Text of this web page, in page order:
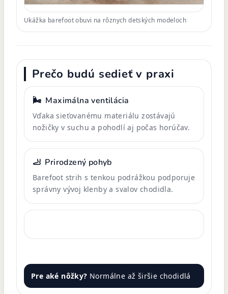
Ukážka barefoot obuvi na rôznych detských modeloch
Prečo budú sedieť v praxi
🌬️ Maximálna ventilácia
Vďaka sieťovanému materiálu zostávajú
nožičky v suchu a pohodlí aj počas horúčav.
🦶 Prirodzený pohyb
Barefoot strih s tenkou podrážkou podporuje
správny vývoj klenby a svalov chodidla.
Pre aké nôžky? Normálne až širšie chodidlá